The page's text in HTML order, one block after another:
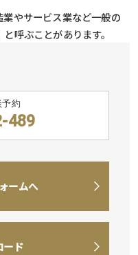
やサービス業など一般の
呼ぶことがあります。
予約
489
ームへ
ード